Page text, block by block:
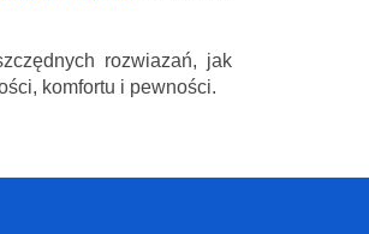
rozwiazań, jak
komfortu i pewności.